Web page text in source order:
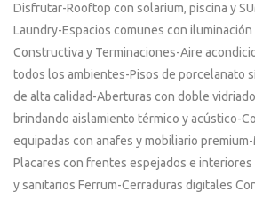
Disfrutar-Rooftop con solarium, piscina y
Laundry-Espacios comunes con
Constructiva y Terminaciones-Aire
todos los ambientes-Pisos de porcelanato
de alta calidad-Aberturas con doble
brindando aislamiento térmico y acústico-
equipadas con anafes y mobiliario
Placares con frentes espejados e
y sanitarios Ferrum-Cerraduras digitales